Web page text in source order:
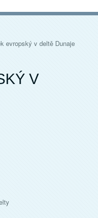
evropský v deltě Dunaje
V